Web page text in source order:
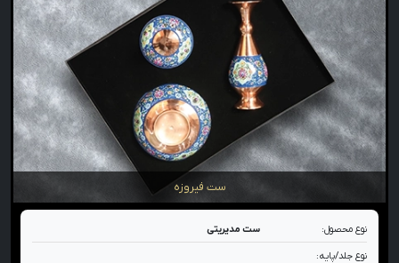
ست فیروزه
نوع محصول: ست مدیریتی
نوع جلد/پایه: